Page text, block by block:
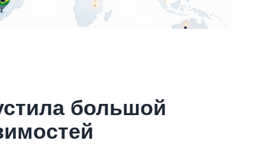
большой